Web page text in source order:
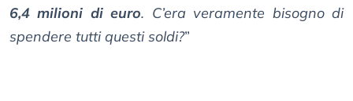
6,4 milioni di euro. C’era veramente bisogno di
spendere tutti questi soldi?”